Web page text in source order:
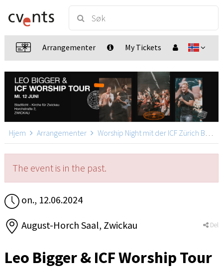
Arrangementer My Tickets
Hjem Arrangementer Worship Night mit der ICF Zürich Band & Leo Bigger
The event is in the past.
on., 12.06.2024
August-Horch Saal, Zwickau Del
Leo Bigger & ICF Worship Tour